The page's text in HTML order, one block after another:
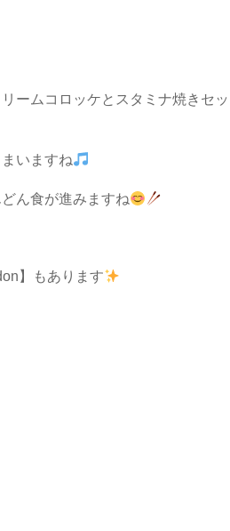
ームコロッケとスタミナ焼きセッ
いますね
ん食が進みますね
】もあります